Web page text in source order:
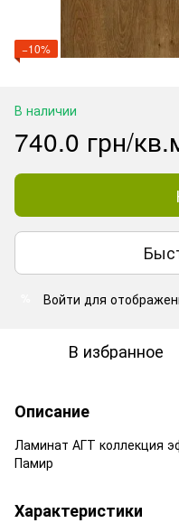
−10%
В наличии
740.0 грн/
Войти для
В избранное
Описание
Ламинат АГТ коллекция
Памир
Характеристики